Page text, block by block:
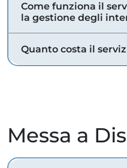
Come funziona il
la gestione degli
Quanto costa il
Messa a